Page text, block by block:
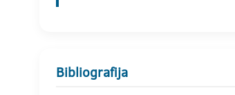
Bibliografija